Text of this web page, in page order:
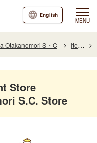
MENU
English
Otakanomori S・C Item
Store
S.C. Store